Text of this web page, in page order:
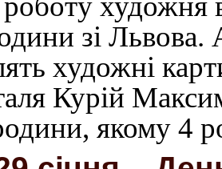
зі Львова.
художні
Курій
якому 4